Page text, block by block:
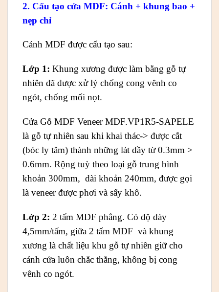
2. Cấu tạo cửa MDF: Cánh + khung bao +
nẹp chỉ
Cánh MDF được cấu tạo sau:
Lớp 1: Khung xương được làm bằng gỗ tự
nhiên đã được xử lý chống cong vênh co
ngót, chống mối nọt.
Cửa Gỗ MDF Veneer MDF.VP1R5-SAPELE
là gỗ tự nhiên sau khi khai thác-> được cắt
(bóc ly tâm) thành những lát dầy từ 0.3mm >
0.6mm. Rộng tuỳ theo loại gỗ trung bình
khoản 300mm, dài khoản 240mm, được gọi
là veneer được phơi và sấy khô.
Lớp 2: 2 tấm MDF phẳng. Có độ dày
4,5mm/tấm, giữa 2 tấm MDF và khung
xương là chất liệu khu gỗ tự nhiên giữ cho
cánh cửa luôn chắc thẳng, không bị cong
vênh co ngót.